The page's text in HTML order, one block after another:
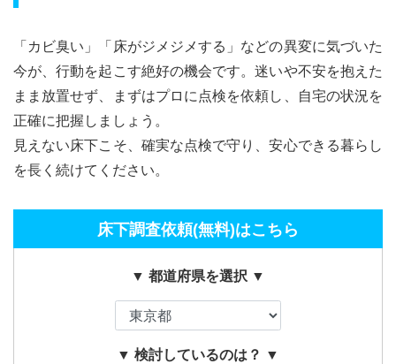
「カビ臭い」「床がジメジメする」などの異変に気づいた
今が、行動を起こす絶好の機会です。迷いや不安を抱えた
まま放置せず、まずはプロに点検を依頼し、自宅の状況を
正確に把握しましょう。
見えない床下こそ、確実な点検で守り、安心できる暮らし
を長く続けてください。
床下調査依頼(無料)はこちら
▼ 都道府県を選択 ▼
▼ 検討しているのは？ ▼